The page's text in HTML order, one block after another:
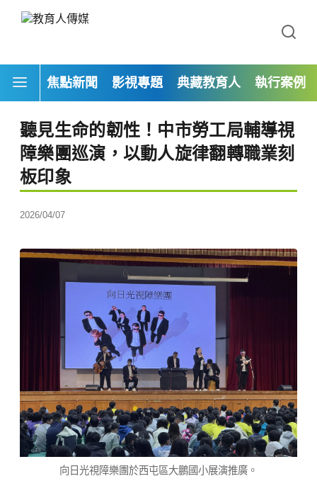
焦點新聞 影視專題 典藏教育人 執行案例
聽見生命的韌性！中市勞工局輔導視
障樂團巡演，以動人旋律翻轉職業刻
板印象
2026/04/07
向日光視障樂團於西屯區大鵬國小展演推廣。